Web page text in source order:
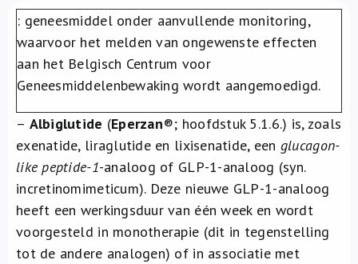
Over ons
: geneesmiddel onder aanvullende monitoring,
waarvoor het melden van ongewenste effecten
aan het Belgisch Centrum voor
Geneesmiddelenbewaking wordt aangemoedigd.
– Albiglutide (Eperzan®; hoofdstuk 5.1.6.) is, zoals
exenatide, liraglutide en lixisenatide, een glucagon-
like peptide-1-analoog of GLP-1-analoog (syn.
incretinomimeticum). Deze nieuwe GLP-1-analoog
heeft een werkingsduur van één week en wordt
voorgesteld in monotherapie (dit in tegenstelling
tot de andere analogen) of in associatie met